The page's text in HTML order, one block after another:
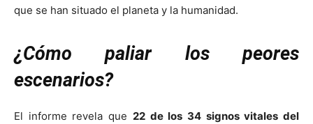
que se han situado el planeta y la humanidad.
¿Cómo paliar los peores
escenarios?
El informe revela que 22 de los 34 signos vitales del